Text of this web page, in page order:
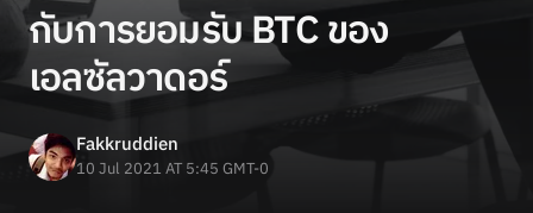
กับการยอมรับ BTC ของ
เอลซัลวาดอร์
Fakkruddien
10 Jul 2021 AT 5:45 GMT-0